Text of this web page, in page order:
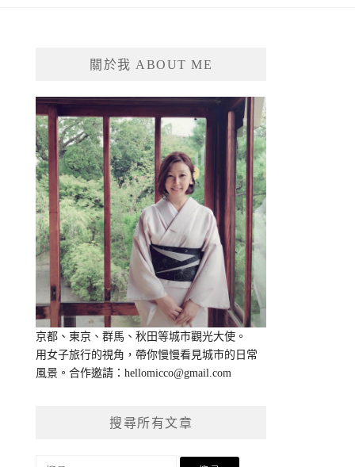
關於我 ABOUT ME
京都、東京、群馬、秋田等城市觀光大使。
用女子旅行的視角，帶你慢慢看見城市的日常
風景。合作邀請：hellomicco@gmail.com
搜尋所有文章